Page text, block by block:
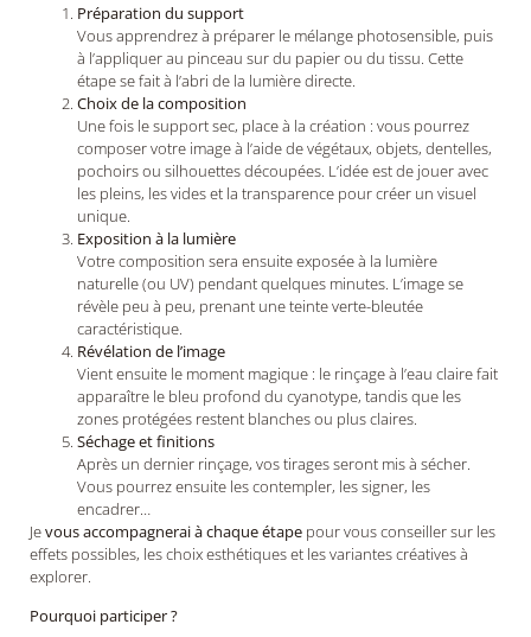
Préparation du support
Vous apprendrez à préparer le mélange photosensible, puis
à l’appliquer au pinceau sur du papier ou du tissu. Cette
étape se fait à l’abri de la lumière directe.
Choix de la composition
Une fois le support sec, place à la création : vous pourrez
composer votre image à l’aide de végétaux, objets, dentelles,
pochoirs ou silhouettes découpées. L’idée est de jouer avec
les pleins, les vides et la transparence pour créer un visuel
unique.
Exposition à la lumière
Votre composition sera ensuite exposée à la lumière
naturelle (ou UV) pendant quelques minutes. L’image se
révèle peu à peu, prenant une teinte verte-bleutée
caractéristique.
Révélation de l’image
Vient ensuite le moment magique : le rinçage à l’eau claire fait
apparaître le bleu profond du cyanotype, tandis que les
zones protégées restent blanches ou plus claires.
Séchage et finitions
Après un dernier rinçage, vos tirages seront mis à sécher.
Vous pourrez ensuite les contempler, les signer, les
encadrer…
Jevous accompagnerai à chaque étape pour vous conseiller sur les
effets possibles, les choix esthétiques et les variantes créatives à
explorer.
Pourquoi participer ?